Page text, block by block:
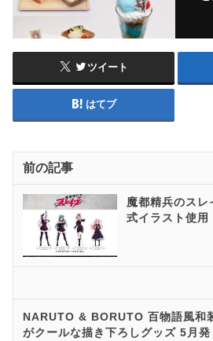
ツイート
はてブ
前の記事
魔都精兵のス
式イラスト使
NARUTO & BORUTO 百物語風和
がクールな描き下ろしグッズ 5月発